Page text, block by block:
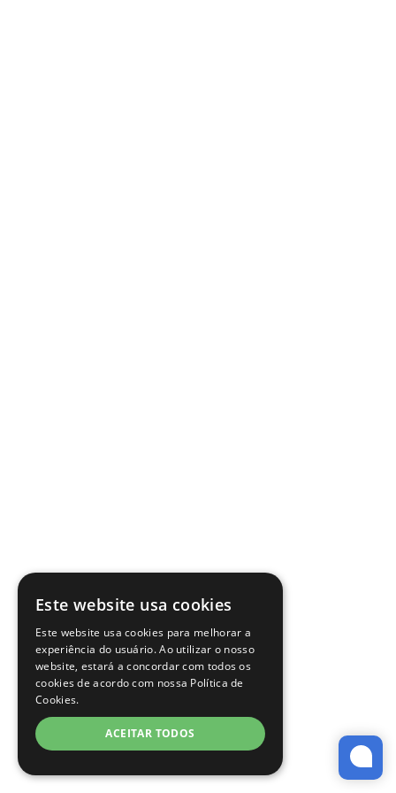
Este website usa cookies
Este website usa cookies para melhorar a
experiência do usuário. Ao utilizar o nosso
website, estará a concordar com todos os
cookies de acordo com nossa Política de
Cookies.
ACEITAR TODOS